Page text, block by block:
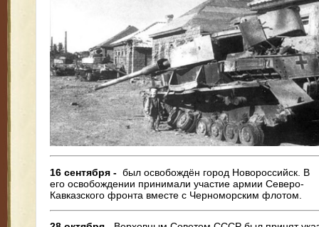
16 сентября - был освобождён город Новороссийск. В
его освобождении принимали участие армии Северо-
Кавказского фронта вместе с Черноморским флотом.